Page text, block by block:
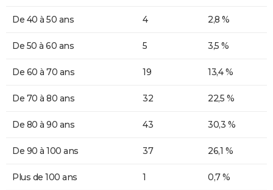
De 40 à 50 ans 4 2,8 %
De 50 à 60 ans 5 3,5 %
De 60 à 70 ans 19 13,4 %
De 70 à 80 ans 32 22,5 %
De 80 à 90 ans 43 30,3 %
De 90 à 100 ans 37 26,1 %
Plus de 100 ans 1 0,7 %